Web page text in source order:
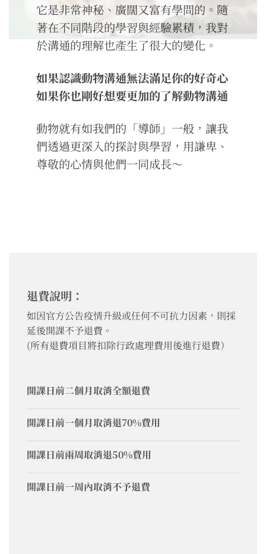
它是非常神秘、廣闊又富有學問的。隨
著在不同階段的學習與經驗累積，我對
於溝通的理解也產生了很大的變化。
如果認識動物溝通無法滿足你的好奇心
如果你也剛好想要更加的了解動物溝通
動物就有如我們的「導師」一般，讓我
們透過更深入的探討與學習，用謙卑、
尊敬的心情與他們一同成長～
退費說明：
如因官方公告疫情升級或任何不可抗力因素，則採
延後開課不予退費。
(所有退費項目將扣除行政處理費用後進行退費）
開課日前二個月取消全額退費
開課日前一個月取消退70%費用
開課日前兩周取消退50%費用
開課日前一周內取消不予退費